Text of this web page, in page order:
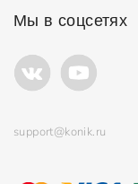
Мы в соцсетях
support@konik.ru